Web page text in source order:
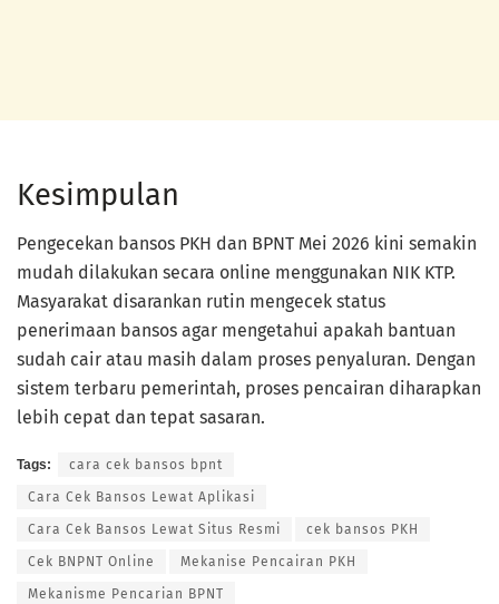
Kesimpulan
Pengecekan bansos PKH dan BPNT Mei 2026 kini semakin
mudah dilakukan secara online menggunakan NIK KTP.
Masyarakat disarankan rutin mengecek status
penerimaan bansos agar mengetahui apakah bantuan
sudah cair atau masih dalam proses penyaluran. Dengan
sistem terbaru pemerintah, proses pencairan diharapkan
lebih cepat dan tepat sasaran.
Tags: cara cek bansos bpnt
Cara Cek Bansos Lewat Aplikasi
Cara Cek Bansos Lewat Situs Resmi cek bansos PKH
Cek BNPNT Online Mekanise Pencairan PKH
Mekanisme Pencarian BPNT